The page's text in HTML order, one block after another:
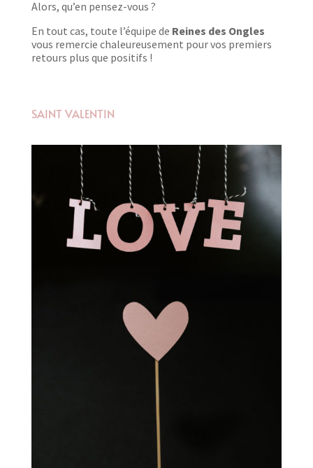
Alors, qu’en pensez-vous ?
En tout cas, toute l’équipe de Reines des Ongles
vous remercie chaleureusement pour vos premiers
retours plus que positifs !
SAINT VALENTIN